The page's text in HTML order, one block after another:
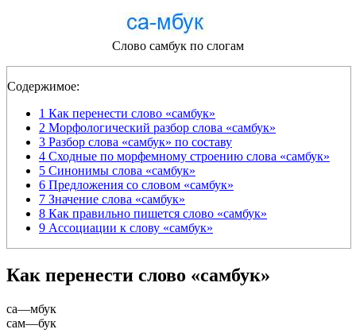
Слово самбук по слогам
Содержимое:
1 Как перенести слово «самбук»
2 Морфологический разбор слова «самбук»
3 Разбор слова «самбук» по составу
4 Сходные по морфемному строению слова «самбук»
5 Синонимы слова «самбук»
6 Предложения со словом «самбук»
7 Значение слова «самбук»
8 Как правильно пишется слово «самбук»
9 Ассоциации к слову «самбук»
Как перенести слово «самбук»
са—мбук
сам—бук